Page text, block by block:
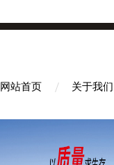
网站首页 关于我们